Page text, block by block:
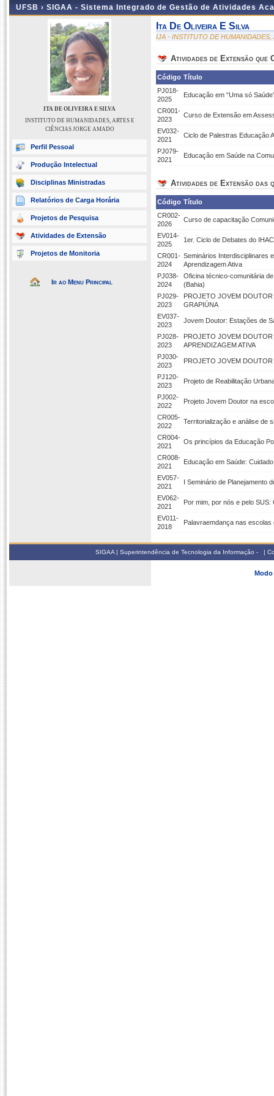
UFSB › SIGAA - Sistema Integrado de Gestão de Atividades
ITA DE OLIVEIRA E SILVA
INSTITUTO DE HUMANIDADES, ARTES E
CIÊNCIAS JORGE AMADO
Perfil Pessoal
Produção Intelectual
Disciplinas Ministradas
Relatórios de Carga Horária
Projetos de Pesquisa
Atividades de Extensão
Projetos de Monitoria
Ir ao Menu Principal
Ita De Oliveira E Silva
IJA - INSTITUTO DE
Atividades de Extensão que
Código Título
PJ018-
2025
Educação em “Uma só
CR001-
2023
Curso de Extensão em
EV032-
2021
Ciclo de Palestras Educação
PJ079-
2021
Educação em Saúde na
Atividades de Extensão das
Código Título
CR002-
2026
Curso de capacitação
EV014-
2025
1er. Ciclo de Debates do
CR001-
2024
Seminários Interdisciplinares
Aprendizagem Ativa
PJ038-
2024
Oficina técnico-comunitária
(Bahia)
PJ029-
2023
PROJETO JOVEM DOUTOR
GRAPIÚNA
EV037-
2023
Jovem Doutor: Estações de
PJ028-
2023
PROJETO JOVEM DOUTOR
APRENDIZAGEM ATIVA
PJ030-
2023
PROJETO JOVEM DOUTOR
PJ120-
2023
Projeto de Reabilitação
PJ002-
2022
Projeto Jovem Doutor na
CR005-
2022
Territorialização e análise de
CR004-
2021
Os princípios da Educação
CR008-
2021
Educação em Saúde:
EV057-
2021
I Seminário de Planejamento
EV062-
2021
Por mim, por nós e pelo
EV011-
2018
Palavraemdança nas escolas
SIGAA | Superintendência de Tecnologia da Informação - |
Modo